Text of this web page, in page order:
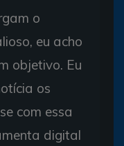
o
eu acho
objetivo. Eu
os
com essa
digital